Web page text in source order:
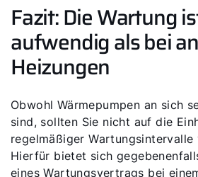
Fazit: Die Wartung
aufwendig als bei
Heizungen
Obwohl Wärmepumpen an sich
sind, sollten Sie nicht auf die
regelmäßiger Wartungsintervalle
Hierfür bietet sich
eines Wartungsvertrags bei